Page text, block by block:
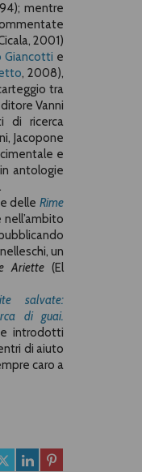
mentre
2001)
e
, 2008),
tra
Vanni
di ricerca
Jacopone
e
antologie
delle Rime
un
Ariette(El
salvate:
di guai.
introdotti
di aiuto
caro a